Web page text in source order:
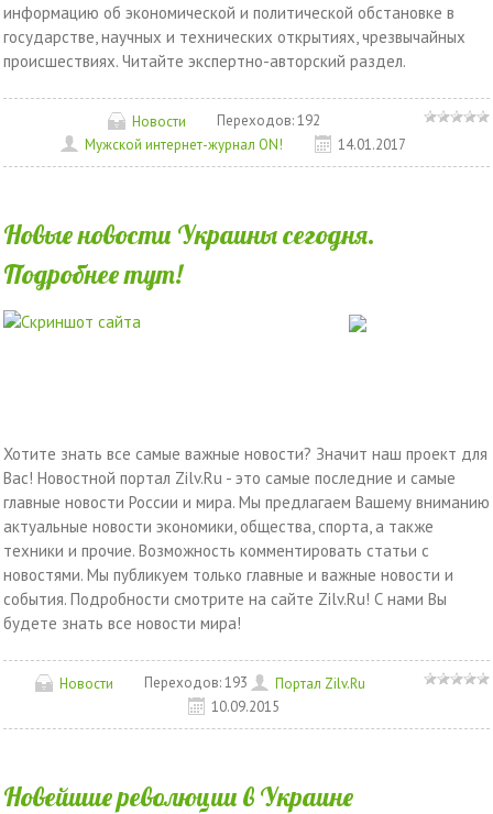
информацию об экономической и политической обстановке в
государстве, научных и технических открытиях, чрезвычайных
происшествиях. Читайте экспертно-авторский раздел.
Новости Переходов: 192
Мужской интернет-журнал ON!
14.01.2017
Новые новости Украины сегодня.
Подробнее тут!
Хотите знать все самые важные новости? Значит наш проект для
Вас! Новостной портал Zilv.Ru - это самые последние и самые
главные новости России и мира. Мы предлагаем Вашему вниманию
актуальные новости экономики, общества, спорта, а также
техники и прочие. Возможность комментировать статьи с
новостями. Мы публикуем только главные и важные новости и
события. Подробности смотрите на сайте Zilv.Ru! С нами Вы
будете знать все новости мира!
Новости Переходов: 193
Портал Zilv.Ru
10.09.2015
Новейшие революции в Украине